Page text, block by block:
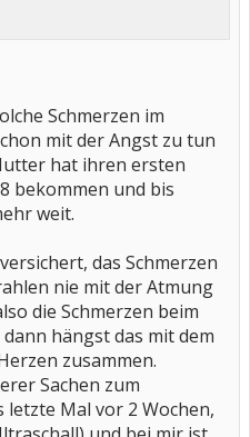
Schmerzen im
mit der Angst zu tun
hat ihren ersten
bekommen und bis
weit.
das Schmerzen
nie mit der Atmung
die Schmerzen beim
hängst das mit dem
zusammen.
Sachen zum
letzte Mal vor 2 Wochen,